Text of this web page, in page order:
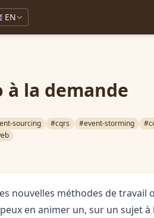
EN
à la demande
sourcing #cqrs #event-storming
nouvelles méthodes de
en animer un, sur un sujet